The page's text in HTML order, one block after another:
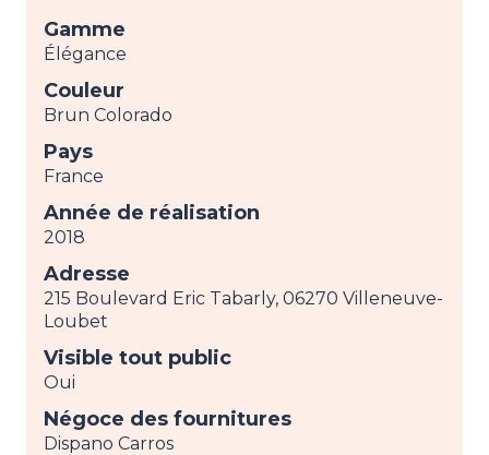
Gamme
Élégance
Couleur
Brun Colorado
Pays
France
Année de réalisation
2018
Adresse
215 Boulevard Eric Tabarly, 06270 Villeneuve-
Loubet
Visible tout public
Oui
Négoce des fournitures
Dispano Carros